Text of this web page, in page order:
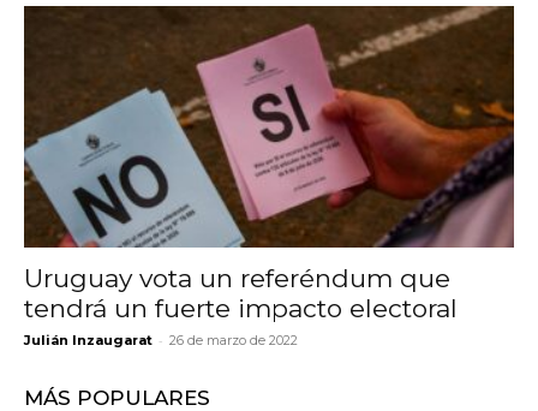
Uruguay vota un referéndum que
tendrá un fuerte impacto electoral
Julián Inzaugarat - 26 de marzo de 2022
MÁS POPULARES